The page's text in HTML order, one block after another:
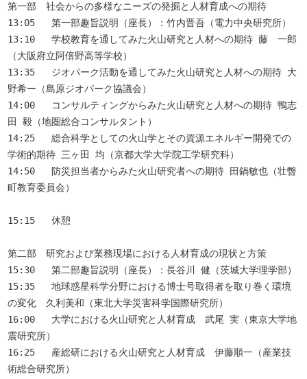
第一部　社会からの多様なニーズの発掘と人材育成への期待
13:05	第一部趣旨説明（座長）：竹内晋吾（電力中央研究所）
13:10	学校教育を通してみた火山研究と人材への期待 藤　一郎
（大阪府立阿倍野高等学校）
13:35	ジオパーク活動を通してみた火山研究と人材への期待 大
野希ー（島原ジオパーク協議会）
14:00	コンサルティングからみた火山研究と人材への期待 鴨志
田 毅（地圏総合コンサルタント）
14:25	総合科学としての火山学とその資源エネルギー開発での
学術的期待 三ヶ田 均（京都大学大学院工学研究科）
14:50	防災担当者からみた火山研究者への期待 田鍋敏也（壮瞥
町教育委員会）
15:15	休憩
第二部　研究および業務現場における人材育成の現状と方策
15:30	第二部趣旨説明（座長）：長谷川 健（茨城大学理学部）
15:35	地球惑星科学分野における博士号取得者を取り巻く環境
の変化　久利美和（東北大学災害科学国際研究所）
16:00	大学における火山研究と人材育成　武尾 実（東京大学地
震研究所）
16:25	産総研における火山研究と人材育成　伊藤順一（産業技
術総合研究所）